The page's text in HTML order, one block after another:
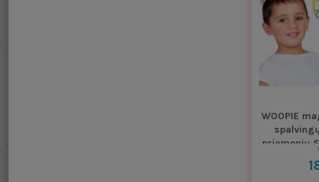
WOOPIE
priemonių